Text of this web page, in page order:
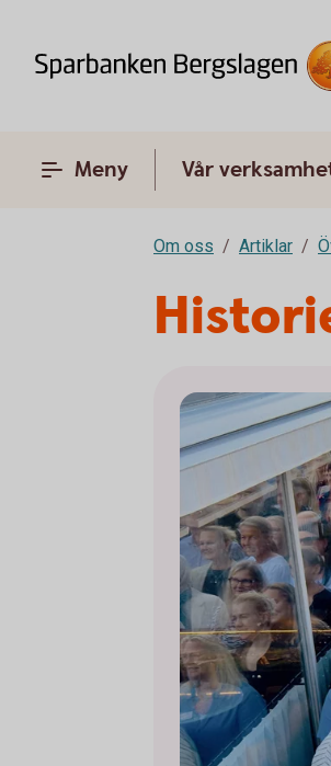
Meny Vår
Om oss Artiklar